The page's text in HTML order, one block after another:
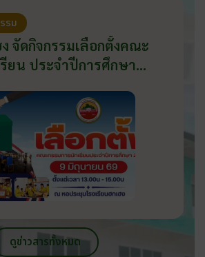
รม
ง จัดกิจกรรมเลือกตั้งคณะ
ยน ประจำปีการศึกษา
ระชาธิปไตยในโรงเรียน
2569
ดูข่าวสารทั้งหมด